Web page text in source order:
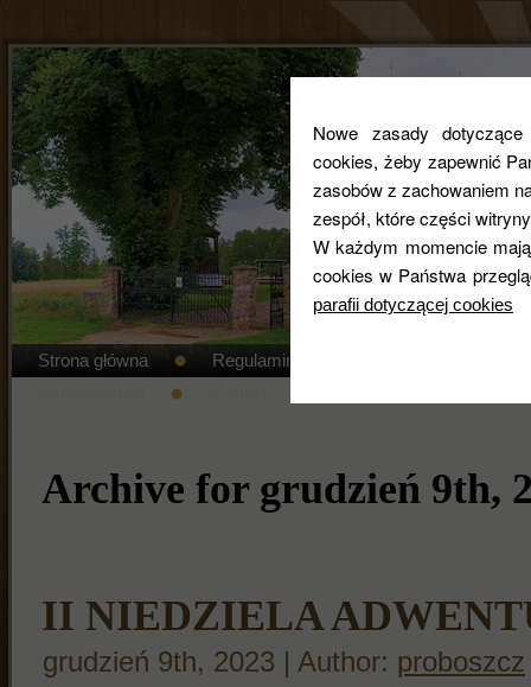
Nowe zasady
cookies, żeby zapewnić
zasobów z zachowaniem
zespół, które części
W każdym momencie
cookies w Państwa
parafii dotyczącej cookies
Strona główna Regulamin cmentarza
Archive for grudzień 9th,
II NIEDZIELA
grudzień 9th, 2023 | Author: proboszcz